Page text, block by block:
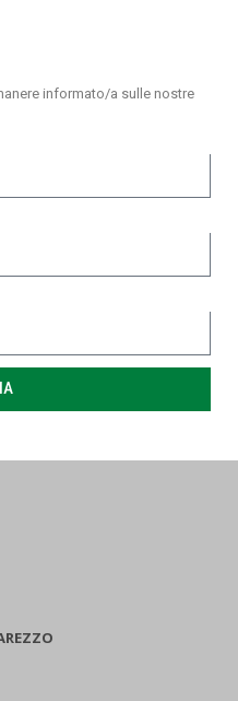
informato/a sulle nostre